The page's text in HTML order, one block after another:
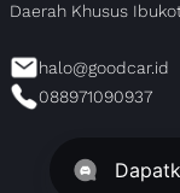
Daerah Khusus
halo@goodcar.id
088971090937